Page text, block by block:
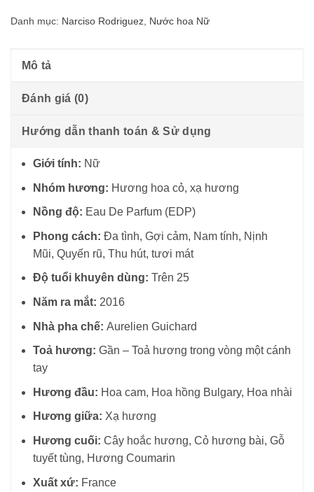
Danh mục: Narciso Rodriguez Nước hoa Nữ
Mô tả
Đánh giá (0)
Hướng dẫn thanh toán & Sử dụng
Giới tính: Nữ
Nhóm hương: Hương hoa cỏ, xạ hương
Nồng độ: Eau De Parfum (EDP)
Phong cách: Đa tình, Gợi cảm, Nam tính, Nịnh
Mũi, Quyến rũ, Thu hút, tươi mát
Độ tuổi khuyên dùng: Trên 25
Năm ra mắt: 2016
Nhà pha chế: Aurelien Guichard
Toả hương: Gần – Toả hương trong vòng một cánh
tay
Hương đầu: Hoa cam, Hoa hồng Bulgary, Hoa nhài
Hương giữa: Xạ hương
Hương cuối: Cây hoắc hương, Cỏ hương bài, Gỗ
tuyết tùng, Hương Coumarin
Xuất xứ: France